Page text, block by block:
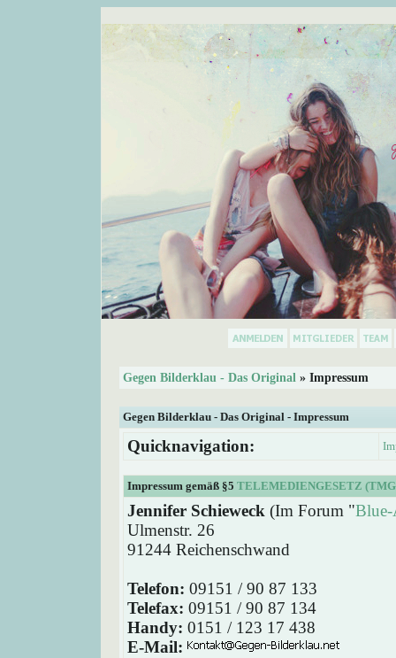
Gegen Bilderklau - Das Original » Impressum
Gegen Bilderklau - Das Original - Impressum
Quicknavigation:
Impressum gemäß §5 TELEMEDIENGESETZ
Jennifer Schieweck (Im Forum "
Ulmenstr. 26
91244 Reichenschwand
Telefon: 09151 / 90 87 133
Telefax: 09151 / 90 87 134
Handy: 0151 / 123 17 438
E-Mail: